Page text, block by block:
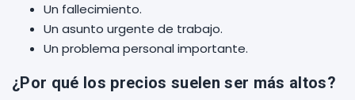
Un fallecimiento.
Un asunto urgente de trabajo.
Un problema personal importante.
¿Por qué los precios suelen ser más altos?